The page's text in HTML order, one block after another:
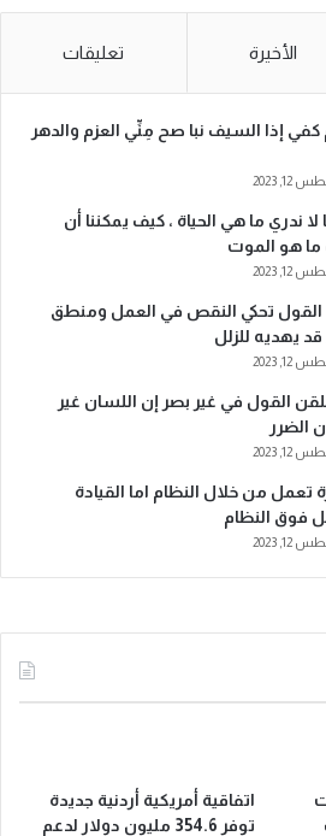
الأخيرة تعليقات
كفي إذا السيف نبا صح مِنِّي العزم والدهر
2023
لا ندري ما هي الحياة ، كيف يمكننا أن
ما هو الموت
2023
القول تحكي النقص في العمل ومنطق
قد يهديه للزلل
2023
القول في غير بصر إن اللسان غير
الضرر
2023
تعمل من خلال النظام اما القيادة
فوق النظام
2023
اتفاقية أمريكية أردنية جديدة
توفر 354.6 مليون دولار لدعم